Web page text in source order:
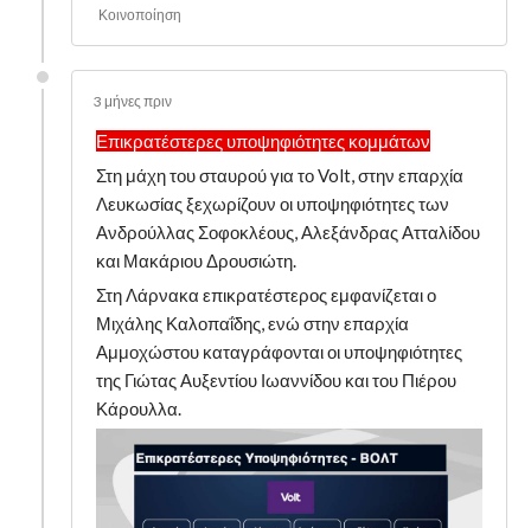
Κοινοποίηση
3 μήνες πριν
Επικρατέστερες υποψηφιότητες κομμάτων
Στη μάχη του σταυρού για το Volt, στην επαρχία
Λευκωσίας ξεχωρίζουν οι υποψηφιότητες των
Ανδρούλλας Σοφοκλέους, Αλεξάνδρας Ατταλίδου
και Μακάριου Δρουσιώτη.
Στη Λάρνακα επικρατέστερος εμφανίζεται ο
Μιχάλης Καλοπαΐδης, ενώ στην επαρχία
Αμμοχώστου καταγράφονται οι υποψηφιότητες
της Γιώτας Αυξεντίου Ιωαννίδου και του Πιέρου
Κάρουλλα.